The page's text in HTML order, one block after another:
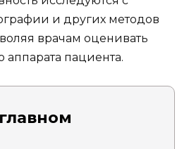
и других методов
врачам оценивать
аппарата пациента.